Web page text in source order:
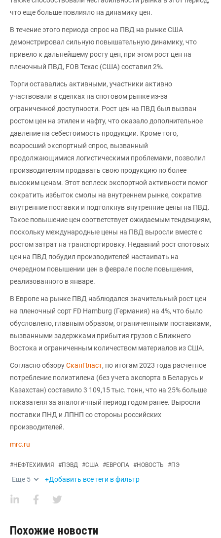
что еще больше повлияло на динамику цен.
В течение этого периода спрос на ПВД на рынке США
демонстрировал сильную повышательную динамику, что
привело к дальнейшему росту цен, при этом рост цен на
пленочный ПВД, FOB Техас (США) составил 2%.
Торги оставались активными, участники активно
участвовали в сделках на спотовом рынке из-за
ограниченной доступности. Рост цен на ПВД был вызван
ростом цен на этилен и нафту, что оказало дополнительное
давление на себестоимость продукции. Кроме того,
возросший экспортный спрос, вызванный
продолжающимися логистическими проблемами, позволил
производителям продавать свою продукцию по более
высоким ценам. Этот всплеск экспортной активности помог
сократить избыток смолы на внутреннем рынке, сократив
внутренние поставки и подтолкнув внутренние цены на ПВД.
Такое повышение цен соответствует ожидаемым тенденциям,
поскольку международные цены на ПВД выросли вместе с
ростом затрат на транспортировку. Недавний рост спотовых
цен на ПВД побудил производителей настаивать на
очередном повышении цен в феврале после повышения,
реализованного в январе.
В Европе на рынке ПВД наблюдался значительный рост цен
на пленочный сорт FD Hamburg (Германия) на 4%, что было
обусловлено, главным образом, ограниченными поставками,
вызванными задержками прибытия грузов с Ближнего
Востока и ограниченным количеством материалов из США.
Согласно обзоруСканПласт, по итогам 2023 года расчетное
потребление полиэтилена (без учета экспорта в Беларусь и
Казахстан) составило 3 109,15 тыс. тонн, что на 25% больше
показателя за аналогичный период годом ранее. Выросли
поставки ПНД и ЛПНП со стороны российских
производителей.
mrc.ru
#НЕФТЕХИМИЯ #ПЭВД #США #ЕВРОПА #НОВОСТЬ #ПЭ
Еще 5 +Добавить все теги в фильтр
Похожие новости